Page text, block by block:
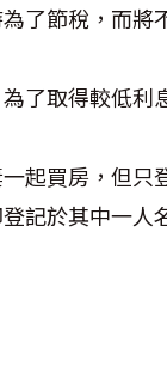
了節稅，而將
了取得較低利
起買房，但只
記於其中一人